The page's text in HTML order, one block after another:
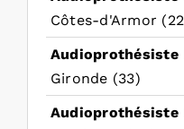
Côtes-d'Armor
Audioprothésiste
Gironde (33)
Audioprothésiste